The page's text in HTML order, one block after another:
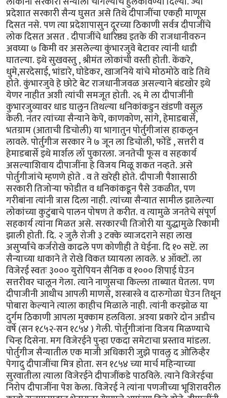
प्रदेशात सरकारी सैन्य घुसत असे तिथे दीपाजींचा एकही माणूस
दिसत नसे. पण त्या प्रदेशापासुन दूरच्या ठिकाणी सर्वत्र दीपाजींचे
लोक दिसत असत . दीपाजींचे धारिष्ठ्य इतके की राजधानीवरुन
अवघ्या ७ किमी वर असलेल्या कुंभारजुवे बेटावर त्यांनी धाडी
घातल्या. इथे सुखवस्तु , श्रीमंत लोकांची वस्ती होती. केंकरे,
धुमे,सरदेसाई, भांडारे, घोडेकर, खाजनिये यांचे मोठमोठे वाडे तिथे
होते. कुंभारजुवे हे छोटे बेट राजधानीजवळ असल्याने बंडखोर इथे
येणर नाहीत अशी त्यांची समजूत होती. २६ मे ला दीपाजींनी
कुभारजुव्यावर धाड घालुन तिथल्या धनिकांकडुन खंडणी वसूल
केली. नंतर त्यांच्या सैन्याने केपे, काणकोण, सांगे, हेमाडबार्से,
भतग्राम (आताची डिचोली) या भागातुन पोर्तुगीजांस हाकलून
लावले. पोर्तुगीज सरकार ने ७ जून ला डिचोली, फोंडें , सत्तरी व
हेमाडबार्से इथे मार्शल लॉ पुकारला. जनतेची फूस व सहकार्य
असल्याशिवाय दीपाजींना हे विजय मिळू शकत नव्हते. असे
पोर्तुगीजांचे म्हणणे होते . व ते खरेही होते. दीपाजी पैशासाठी
सरकारी तिजोर्‍या फोडीत व धनिकांकडून पैसे उकळीत, पण
गरीबांना त्यांनी त्रास दिला नाही. त्यांच्या सैन्यात सामील झालेल्या
लोकांच्या कुटुंबाचे पालन पोषण ते करीत. व त्यामुळे जनतेचे संपूर्ण
सहकार्य त्यांना मिळत असे. सरकारची तिजोरी या युद्धामुळे रिकामी
झाली होती. दि. २ जुलै रोजी ३ टक्के व्याजदराने सहा लाख
असुर्प्यांचे कर्जरोखे काढले पण कोणीही ते घेईना. दि १० सप्टें. ला
सैन्याच्या धाकाने ते रोखे विकत घ्यायला लावले. ४ ऑक्टों. ला
विजेरई स्वतः ३००० युरोपियन सैनिक व १००० शिपाई घेउन
सत्तरीवर चालून गेला. त्याने नाणुसचा किल्ला ताब्यात घेतला. पण
दीपाजीनी आधीच आपली माणसे, शस्त्रास्त्रे व दारुगोळा घेउन तिथून
पोबारा केल्याने त्याला काहीच मिळाले नाही. त्यांनी करझोळ या
दुर्गम ठिकाणी आपला मुक्काम हलविला. अश्या प्रकारे दोन अडीच
वर्षे (सन १८५२-सन १८५४ ) गेली. पोर्तुगीजांना विजय मिळण्याचे
चिन्ह दिसेना. मग विजेरईने पुन्हा एकदा समेटाचा प्रस्ताव मांडला.
पोर्तुगीज सैन्यातील एक माजी अधिकारी जुझे पावलु द ओलिव्हैर
पेगादु दीपाजींचा मित्र होता. सन १८५४ च्या मार्च महिन्याच्या
सुरवातीला त्याला विजेरईने दीपाजींकडे पाठविले. त्याने विजेरईचा
निरोप दीपाजींना पेश केला. विजेरई ने त्यांना पणजीच्या भूशिरावरील